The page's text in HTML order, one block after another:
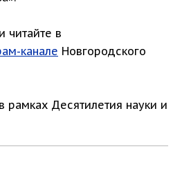
читайте в
канале Новгородского
рамках Десятилетия науки и